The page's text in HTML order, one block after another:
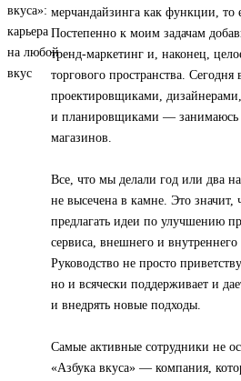
мерчандайзинга как функции, то
Постепенно к моим задачам
тренд-маркетинг и, наконец,
торгового пространства.
проектировщиками,
и планировщиками — занимаюсь
магазинов.
Все, что мы делали год или два
не высечена в камне. Это
предлагать идеи по улучшению
сервиса, внешнего и
Руководство не просто
но и всячески поддерживает и
и внедрять новые подходы.
Самые активные сотрудники не
«Азбука вкуса» — компания,